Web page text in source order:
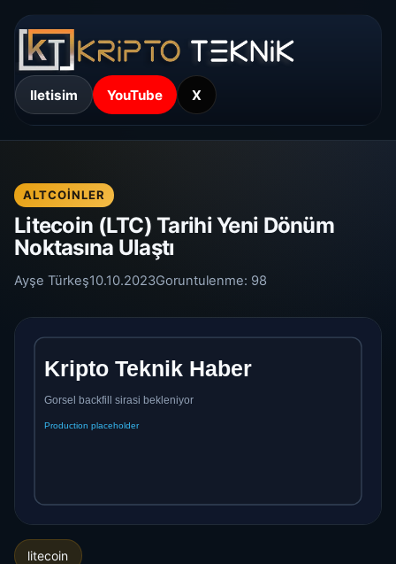
Iletisim YouTube X
ALTCOINLER
Litecoin (LTC) Tarihi Yeni Dönüm
Noktasına Ulaştı
Ayşe Türkeş10.10.2023Goruntulenme: 98
litecoin